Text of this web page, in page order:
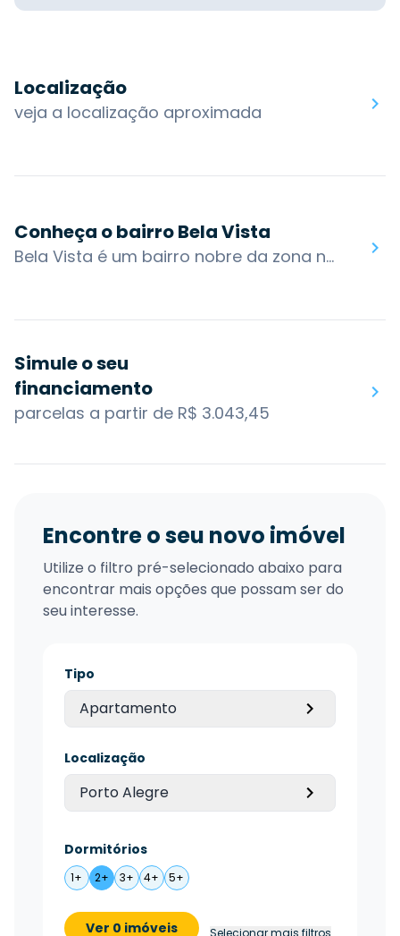
Localização
veja a localização aproximada
Conheça o bairro Bela Vista
Bela Vista é um bairro nobre da zona norte de Porto Alegre, tendo sido um desmembramento de uma das diversas chácaras de Petrópolis. Atualmente, observa-se uma grande alteração no estilo de edificação do bairro, com construções de grandes e luxuosos edifícios.Além disso, é considerado um dos bairros mais elegantes e de maior nível de renda da cidade, com imóveis sofisticados, paisagismo primoroso e praças bastante frequentadas, como a Praça Carlos Simão Arnt, chamada popularmente de "Praça da Encol". O bairro tem cerca de 10 mil habitantes.&nbsp;O bairro também possui acesso por algumas das principais vias da cidade: Av. Carlos Gomes, R. Cabral, R. Casemiro de Abreu, R. Antônio Parreiras, R. Eng. Teixeira Soares, R. Barão de Ubá, R. Pedro IvoOs bairros nos arredores são: Mont'Serrat, Moinhos de Vento, Petrópolis, Três Figueiras, Boa VistaVocê encontra no bairro Bela Vista: Praça Bela Vista, Praça da Encol, Praça Gustavo Langsch, Banca 43 Bela Vista, Culture English Schools
Simule o seu
financiamento
parcelas a partir de R$ 3.043,45
Encontre o seu novo imóvel
Utilize o filtro pré-selecionado abaixo para
encontrar mais opções que possam ser do
seu interesse.
Tipo
Apartamento
Localização
Porto Alegre
Dormitórios
1+ 2+ 3+ 4+ 5+
Ver 0 imóveis